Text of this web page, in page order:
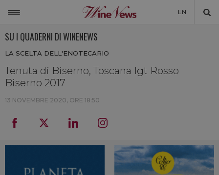
EN
MONDO
NON SOLO VINO
WINENEWS TV
SU I QUADERNI DI WINENEWS
LA SCELTA DELL'ENOTECARIO
Tenuta di Biserno, Toscana Igt Rosso
Biserno 2017
13 NOVEMBRE 2020, ORE 18:50